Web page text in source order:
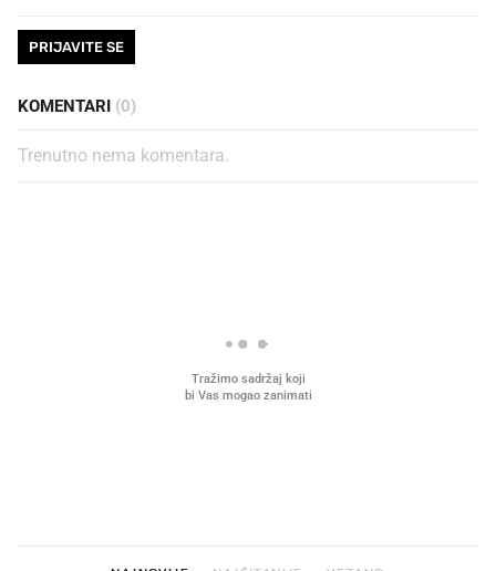
PRIJAVITE SE
KOMENTARI (0)
Trenutno nema komentara.